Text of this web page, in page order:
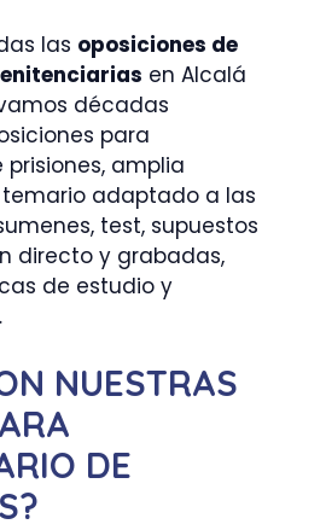
las oposiciones de
en Alcalá
décadas
para
amplia
temario adaptado a las
test, supuestos
directo y grabadas,
de estudio y
NUESTRAS
DE